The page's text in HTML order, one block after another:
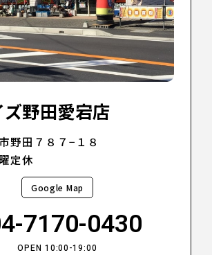
ズ野田愛宕店
野田７８７−１８
定休
Google Map
7170-0430
OPEN 10:00-19:00